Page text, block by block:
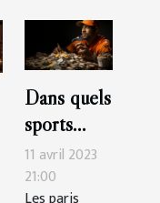
Dans quels
sports
faut-il
parier pour
11 avril 2023
21:00